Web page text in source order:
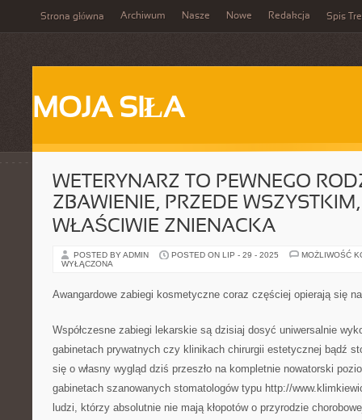
Strona główna Archiwum Nasze Nowe Redakcja Spis
MOJA SIŁA
WETERYNARZ TO PEWNEGO
ZBAWIENIE, PRZEDE
WŁAŚCIWIE ZNIENACKA
POSTED BY ADMIN POSTED ON LIP - 29 - 2025
MOŻLIWOŚĆ
WYŁĄCZONA
Awangardowe zabiegi kosmetyczne coraz częściej opierają się
Współczesne zabiegi lekarskie są dzisiaj dosyć uniwersalnie
gabinetach prywatnych czy klinikach chirurgii estetycznej bądź
się o własny wygląd dziś przeszło na kompletnie nowatorski
gabinetach szanowanych stomatologów typu http://
ludzi, którzy absolutnie nie mają kłopotów o przyrodzie